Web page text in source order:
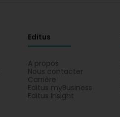
Editus
A propos
Nous contacter
Carrière
Editus myBusiness
Editus Insight